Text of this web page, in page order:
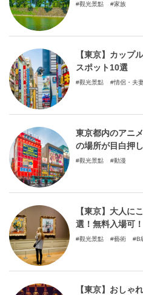
觀光景點 家族
【東京】カップ
スポット10選
觀光景點 情侶・夫
東京都内のアニ
の場所が目白押し
觀光景點 動漫
【東京】大人に
選！無料入場可！
觀光景點 藝術 B
【東京】おしゃ